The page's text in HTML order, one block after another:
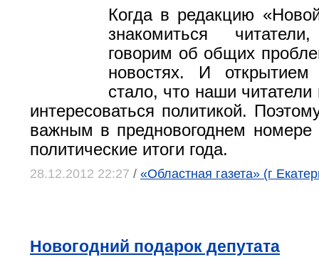
Когда в редакцию
знакомиться
говорим об общих
новостях. И
стало, что наши читатели
интересоваться политикой.
важным в предновогоднем номере
политические итоги года.
28.12.2012 22:27 / «Областная газета» (г
Новогодний подарок депутата